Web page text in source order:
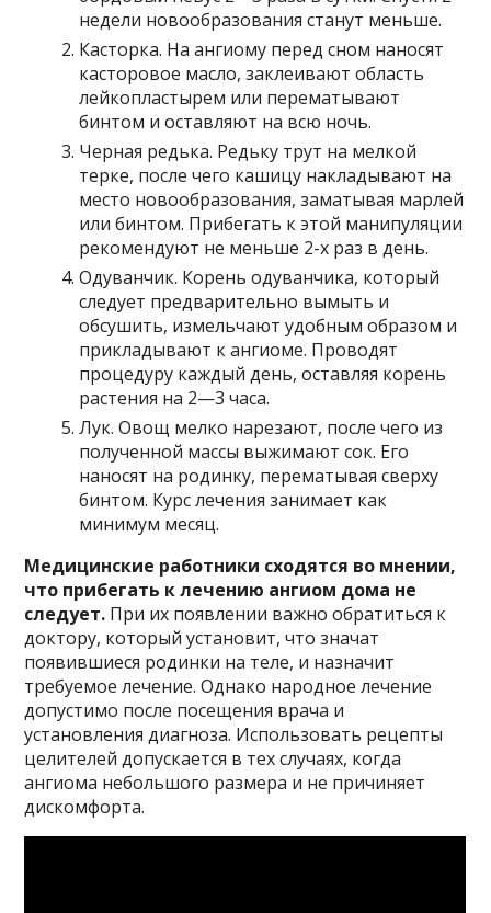
недели новообразования станут меньше.
Касторка. На ангиому перед сном наносят
касторовое масло, заклеивают область
лейкопластырем или перематывают
бинтом и оставляют на всю ночь.
Черная редька. Редьку трут на мелкой
терке, после чего кашицу накладывают на
место новообразования, заматывая марлей
или бинтом. Прибегать к этой манипуляции
рекомендуют не меньше 2-х раз в день.
Одуванчик. Корень одуванчика, который
следует предварительно вымыть и
обсушить, измельчают удобным образом и
прикладывают к ангиоме. Проводят
процедуру каждый день, оставляя корень
растения на 2—3 часа.
Лук. Овощ мелко нарезают, после чего из
полученной массы выжимают сок. Его
наносят на родинку, перематывая сверху
бинтом. Курс лечения занимает как
минимум месяц.
Медицинские работники сходятся во мнении,
что прибегать к лечению ангиом дома не
следует. При их появлении важно обратиться к
доктору, который установит, что значат
появившиеся родинки на теле, и назначит
требуемое лечение. Однако народное лечение
допустимо после посещения врача и
установления диагноза. Использовать рецепты
целителей допускается в тех случаях, когда
ангиома небольшого размера и не причиняет
дискомфорта.